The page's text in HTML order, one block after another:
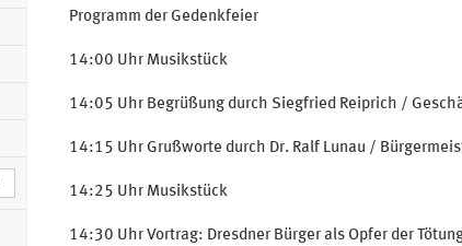
Programm der Gedenkfeier
14:00 Uhr Musikstück
14:05 Uhr Begrüßung durch Siegfried Reiprich /
14:15 Uhr Grußworte durch Dr. Ralf Lunau /
14:25 Uhr Musikstück
14:30 Uhr Vortrag: Dresdner Bürger als Opfer der